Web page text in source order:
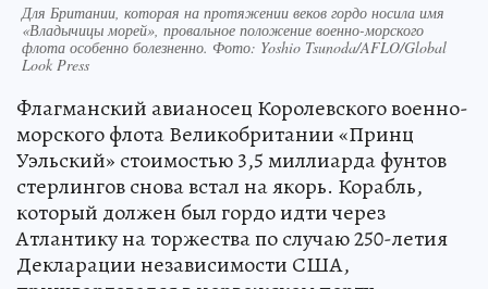
Для Британии, которая на протяжении веков гордо носила имя
«Владычицы морей», провальное положение военно-морского
флота особенно болезненно. Фото: Yoshio Tsunoda/AFLO/Global
Look Press
Флагманский авианосец Королевского военно-
морского флота Великобритании «Принц
Уэльский» стоимостью 3,5 миллиарда фунтов
стерлингов снова встал на якорь. Корабль,
который должен был гордо идти через
Атлантику на торжества по случаю 250-летия
Декларации независимости США,